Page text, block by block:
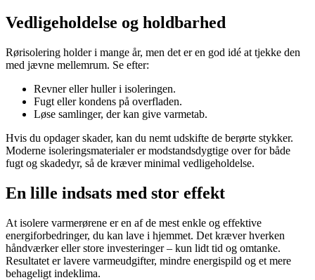
Vedligeholdelse og holdbarhed
Rørisolering holder i mange år, men det er en god idé at tjekke den
med jævne mellemrum. Se efter:
Revner eller huller i isoleringen.
Fugt eller kondens på overfladen.
Løse samlinger, der kan give varmetab.
Hvis du opdager skader, kan du nemt udskifte de berørte stykker.
Moderne isoleringsmaterialer er modstandsdygtige over for både
fugt og skadedyr, så de kræver minimal vedligeholdelse.
En lille indsats med stor effekt
At isolere varmerørene er en af de mest enkle og effektive
energiforbedringer, du kan lave i hjemmet. Det kræver hverken
håndværker eller store investeringer – kun lidt tid og omtanke.
Resultatet er lavere varmeudgifter, mindre energispild og et mere
behageligt indeklima.